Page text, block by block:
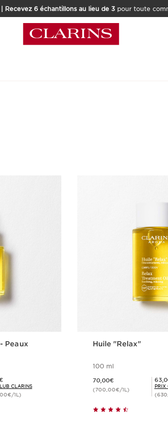
Recevez 6 échantillons au lieu de 3pour toute
Peaux
CLARINS
1L)
Huile "Relax"
100 ml
70,00€
(700,00€/1L)
Prix Club
PRIX